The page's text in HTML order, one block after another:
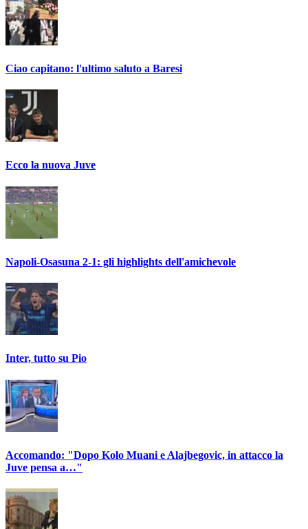
Ciao capitano: l'ultimo saluto a Baresi
Ecco la nuova Juve
Napoli-Osasuna 2-1: gli highlights dell'amichevole
Inter, tutto su Pio
Accomando: "Dopo Kolo Muani e Alajbegovic, in attacco la
Juve pensa a…"